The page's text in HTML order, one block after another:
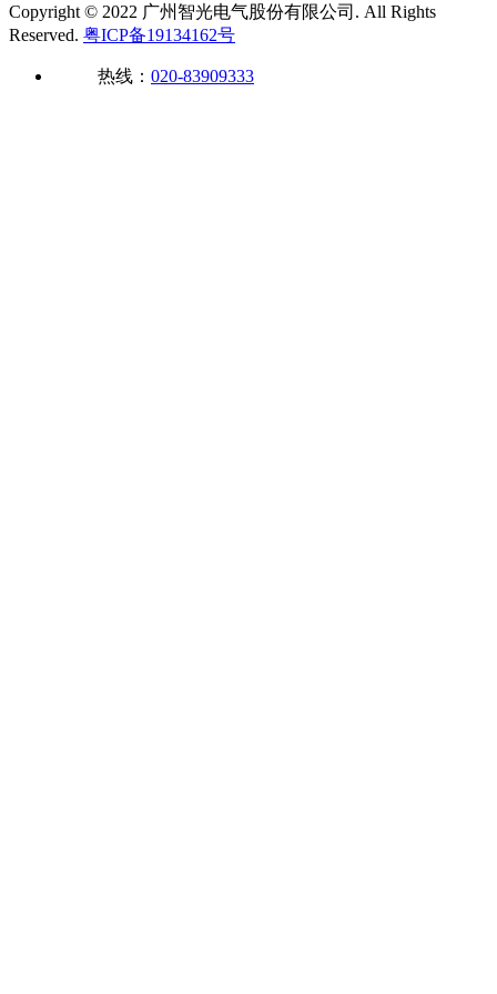
Copyright © 2022 广州智光电气股份有限公司. All Rights
Reserved. 粤ICP备19134162号
热线： 020-83909333